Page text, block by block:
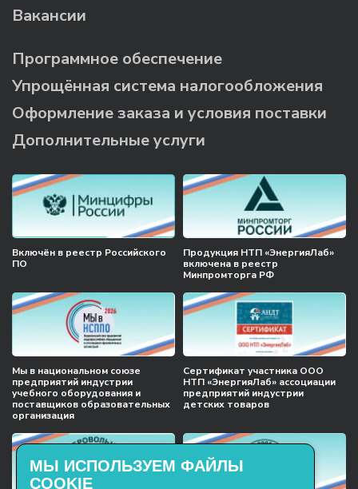
Вакансии
Программное обеспечение
Упрощённая система налогообложения
Оформление заказа и условия поставки
Дополнительные услуги
Включён в реестр Российского
ПО
Продукция НТП «ЭнергияЛаб»
включена в реестр
Минпромторга РФ
Мы в национальном союзе
предприятий индустрии
учебного оборудования и
поставщиков образовательных
организация
Сертификат участника ООО
НТП «ЭнергияЛаб» ассоциации
предприятий индустрии
детских товаров
МЫ ИСПОЛЬЗУЕМ ФАЙЛЫ
COOKIE